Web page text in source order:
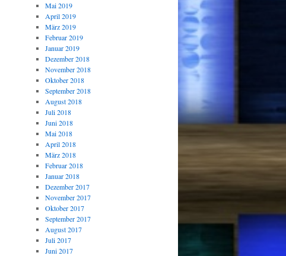
Mai 2019
April 2019
März 2019
Februar 2019
Januar 2019
Dezember 2018
November 2018
Oktober 2018
September 2018
August 2018
Juli 2018
Juni 2018
Mai 2018
April 2018
März 2018
Februar 2018
Januar 2018
Dezember 2017
November 2017
Oktober 2017
September 2017
August 2017
Juli 2017
Juni 2017